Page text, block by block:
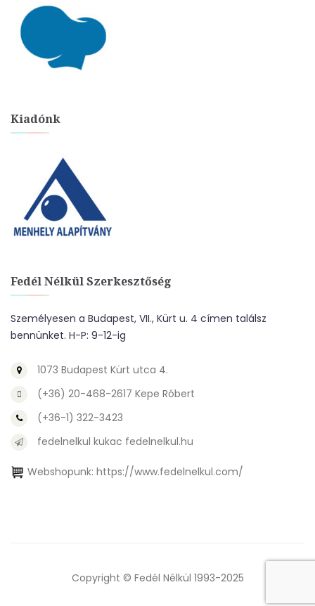
Kiadónk
Fedél Nélkül Szerkesztőség
Személyesen a Budapest, VII., Kürt u. 4 címen találsz
bennünket. H-P: 9-12-ig
1073 Budapest Kürt utca 4.
(+36) 20-468-2617 Kepe Róbert
(+36-1) 322-3423
fedelnelkul kukac fedelnelkul.hu
Webshopunk: https://www.fedelnelkul.com/
Copyright © Fedél Nélkül 1993-2025